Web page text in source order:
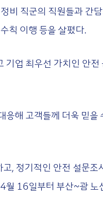
비 직군의 직원들과 간
칙 이행 등을 살폈다.
기업 최우선 가치인 안전
해 고객들께 더욱 믿을
, 정기적인 안전 설문조
월 16일부터 부산~괌 노